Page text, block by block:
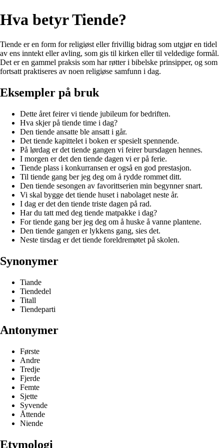
Hva betyr Tiende?
Tiende er en form for religiøst eller frivillig bidrag som utgjør en tidel
av ens inntekt eller avling, som gis til kirken eller til veldedige formål.
Det er en gammel praksis som har røtter i bibelske prinsipper, og som
fortsatt praktiseres av noen religiøse samfunn i dag.
Eksempler på bruk
Dette året feirer vi tiende jubileum for bedriften.
Hva skjer på tiende time i dag?
Den tiende ansatte ble ansatt i går.
Det tiende kapittelet i boken er spesielt spennende.
På lørdag er det tiende gangen vi feirer bursdagen hennes.
I morgen er det den tiende dagen vi er på ferie.
Tiende plass i konkurransen er også en god prestasjon.
Til tiende gang ber jeg deg om å rydde rommet ditt.
Den tiende sesongen av favorittserien min begynner snart.
Vi skal bygge det tiende huset i nabolaget neste år.
I dag er det den tiende triste dagen på rad.
Har du tatt med deg tiende matpakke i dag?
For tiende gang ber jeg deg om å huske å vanne plantene.
Den tiende gangen er lykkens gang, sies det.
Neste tirsdag er det tiende foreldremøtet på skolen.
Synonymer
Tiande
Tiendedel
Titall
Tiendeparti
Antonymer
Første
Andre
Tredje
Fjerde
Femte
Sjette
Syvende
Åttende
Niende
Etymologi